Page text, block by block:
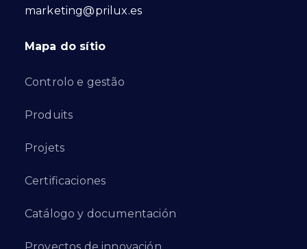
marketing@prilux.es
Mapa do sítio
Controlo e gestão
Produits
Projets
Certificaciones
Catálogo y documentación